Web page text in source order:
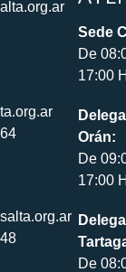
Sede
De
17:00
Orán:
De
17:00
De